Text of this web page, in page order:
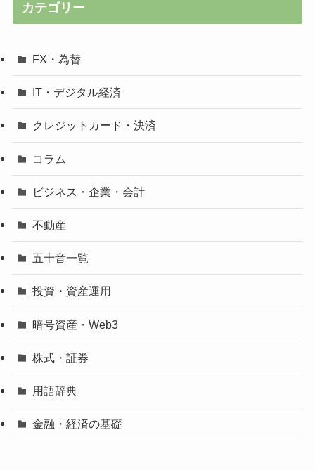
カテゴリー
FX・為替
IT・デジタル経済
クレジットカード・決済
コラム
ビジネス・企業・会計
不動産
五十音一覧
投資・資産運用
暗号資産・Web3
株式・証券
用語辞典
金融・経済の基礎